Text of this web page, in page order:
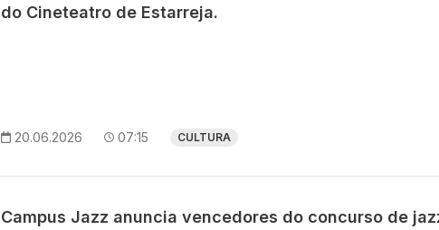
do Cineteatro de Estarreja.
20.06.2026 07:15 CULTURA
Campus Jazz anuncia vencedores do concurso de